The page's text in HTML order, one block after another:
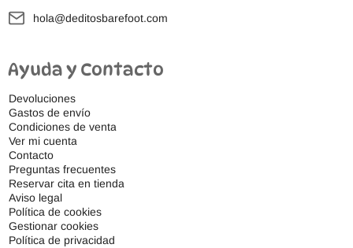
hola@deditosbarefoot.com
Ayuda y Contacto
Devoluciones
Gastos de envío
Condiciones de venta
Ver mi cuenta
Contacto
Preguntas frecuentes
Reservar cita en tienda
Aviso legal
Política de cookies
Gestionar cookies
Política de privacidad